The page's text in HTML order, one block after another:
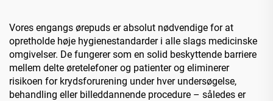
Vores engangs ørepuds er absolut nødvendige for at
opretholde høje hygienestandarder i alle slags medicinske
omgivelser. De fungerer som en solid beskyttende barriere
mellem delte øretelefoner og patienter og eliminerer
risikoen for krydsforurening under hver undersøgelse,
behandling eller billeddannende procedure – således er